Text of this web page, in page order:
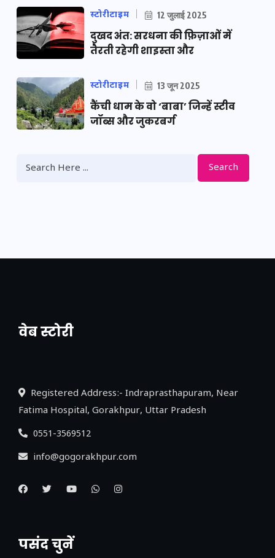
स्टोरीटाइम 12 जुलाई 2025
दुखद अंत: सरधना की फ़िज़ाओं में
तैरती रहेगी शाइस्ता और
स्टोरीटाइम 13 जून 2025
कैंची धाम के वो ‘बाबा’ जिन्हें स्टीव
जॉब्स और जुकरबर्ग
Search
वेब स्टोरी
नया एक्सप्रेसवे: पूर्वांचल का लक, डेवलपमेंट का
Registered Address:- Indraprasthapuram, Near
Fatima Hospital, Gorakhpur, Uttar Pradesh
0551-3569512
info@gogorakhpur.com
पसंद चुनें